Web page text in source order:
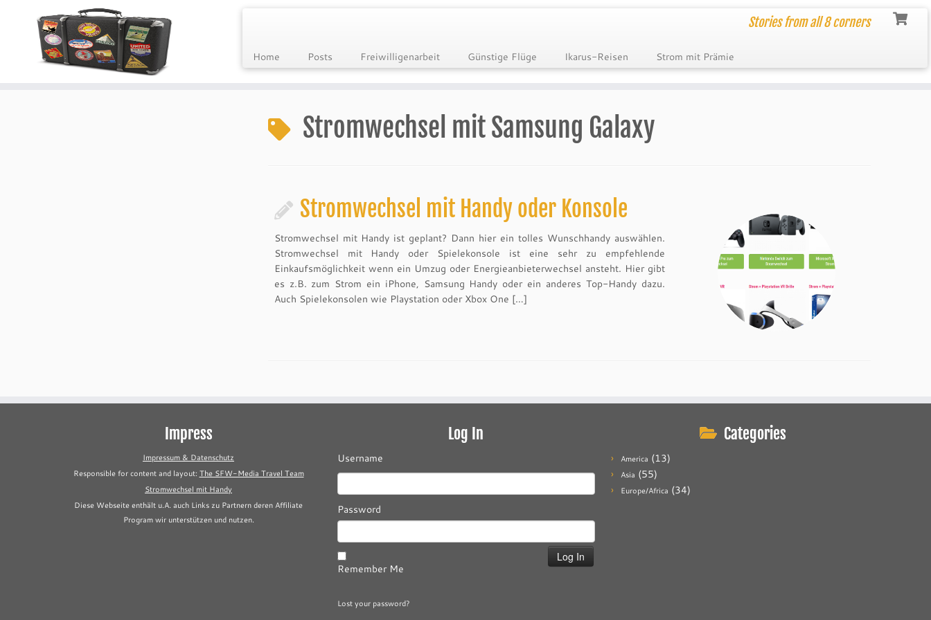
Stories from all 8 corners
Home Posts Freiwilligenarbeit Günstige Flüge Ikarus-Reisen Strom mit Prämie
Stromwechsel mit Samsung Galaxy
Stromwechsel mit Handy oder Konsole
Stromwechsel mit Handy ist geplant? Dann hier ein tolles Wunschhandy auswählen.
Stromwechsel mit Handy oder Spielekonsole ist eine sehr zu empfehlende
Einkaufsmöglichkeit wenn ein Umzug oder Energieanbieterwechsel ansteht. Hier gibt
es z.B. zum Strom ein iPhone, Samsung Handy oder ein anderes Top-Handy dazu.
Auch Spielekonsolen wie Playstation oder Xbox One […]
Impress
Impressum & Datenschutz
Responsible for content and layout: The SFW-Media Travel Team
Stromwechsel mit Handy
Diese Webseite enthält u.A. auch Links zu Partnern deren Affiliate
Program wir unterstützen und nutzen.
Log In
Username
Password
Remember Me
Lost your password?
Categories
America (13)
Asia (55)
Europe/Africa (34)